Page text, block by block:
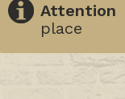
Attention
place